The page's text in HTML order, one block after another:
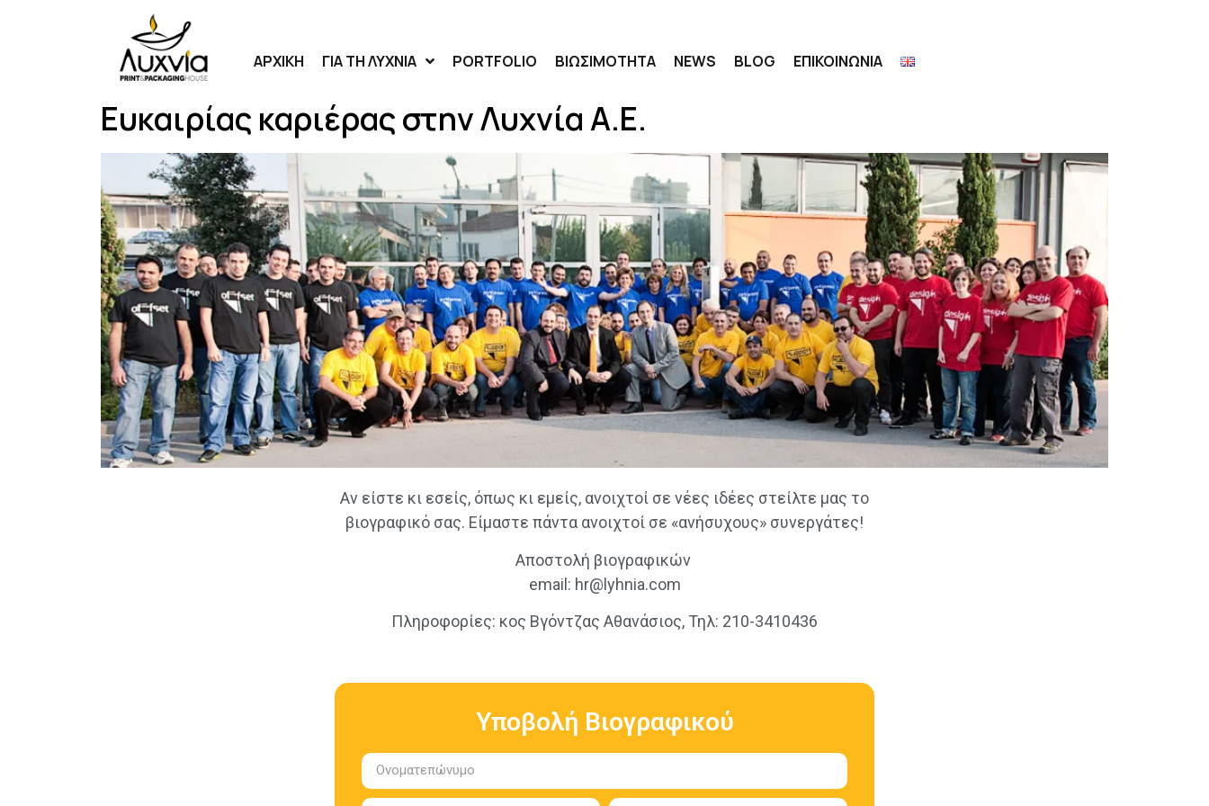
ΑΡΧΙΚΗ ΓΙΑ ΤΗ ΛΥΧΝΙΑ PORTFOLIO ΒΙΩΣΙΜΟΤΗΤΑ NEWS BLOG ΕΠΙΚΟΙΝΩΝΙΑ
Ευκαιρίας καριέρας στην Λυχνία Α.Ε.
Αν είστε κι εσείς, όπως κι εμείς, ανοιχτοί σε νέες ιδέες στείλτε μας το
βιογραφικό σας. Είμαστε πάντα ανοιχτοί σε «ανήσυχους» συνεργάτες!
Αποστολή βιογραφικών
email: hr@lyhnia.com
Πληρoφορίες: κος Βγόντζας Αθανάσιος, Τηλ: 210-3410436
Υποβολή Βιογραφικού